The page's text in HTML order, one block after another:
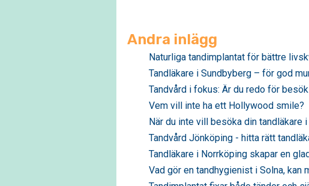
Andra inlägg
Naturliga tandimplantat för bättre
Tandläkare i Sundbyberg – för god
Tandvård i fokus: Är du redo för
Vem vill inte ha ett Hollywood smile?
När du inte vill besöka din tandläkare i
Tandvård Jönköping - hitta rätt
Tandläkare i Norrköping skapar en
Vad gör en tandhygienist i Solna, kan